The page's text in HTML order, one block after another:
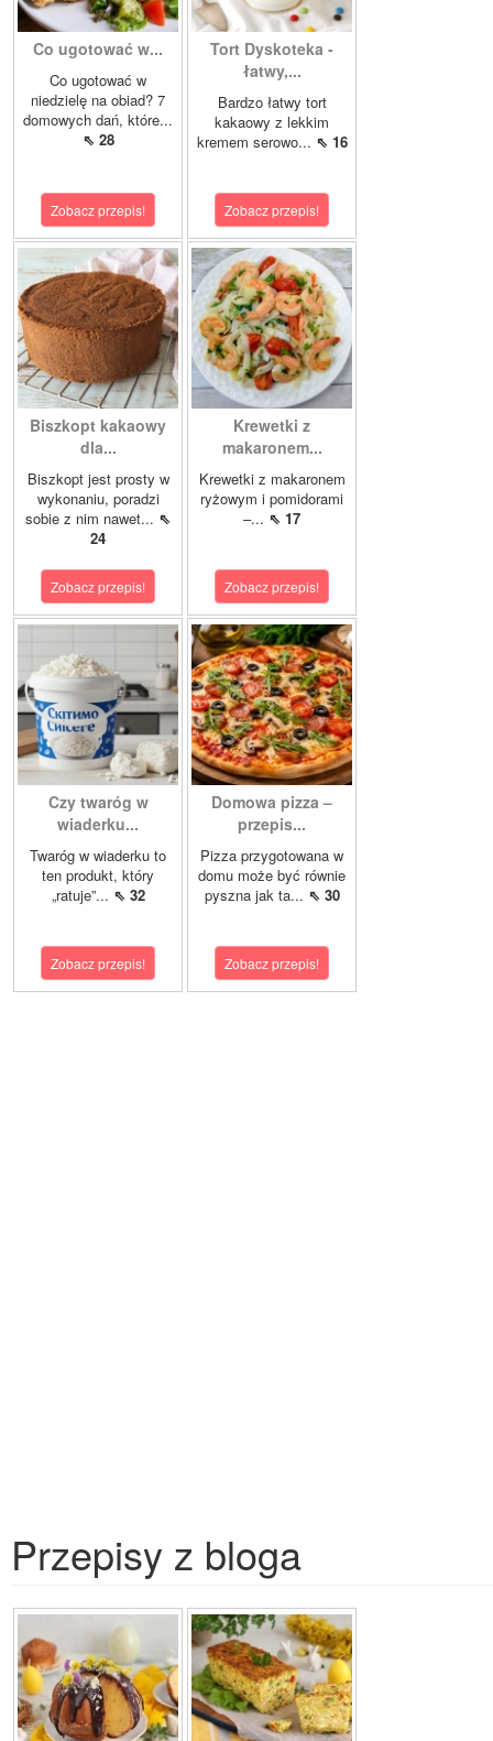
Co ugotować w...
Co ugotować w
niedzielę na obiad? 7
domowych dań, które...
⇖ 28
Zobacz przepis!
Tort Dyskoteka -
łatwy,...
Bardzo łatwy tort
kakaowy z lekkim
kremem serowo... ⇖ 16
Zobacz przepis!
Biszkopt kakaowy
dla...
Biszkopt jest prosty w
wykonaniu, poradzi
sobie z nim nawet... ⇖
24
Zobacz przepis!
Krewetki z
makaronem...
Krewetki z makaronem
ryżowym i pomidorami
–... ⇖ 17
Zobacz przepis!
Czy twaróg w
wiaderku...
Twaróg w wiaderku to
ten produkt, który
„ratuje”... ⇖ 32
Zobacz przepis!
Domowa pizza –
przepis...
Pizza przygotowana w
domu może być równie
pyszna jak ta... ⇖ 30
Zobacz przepis!
Przepisy z bloga